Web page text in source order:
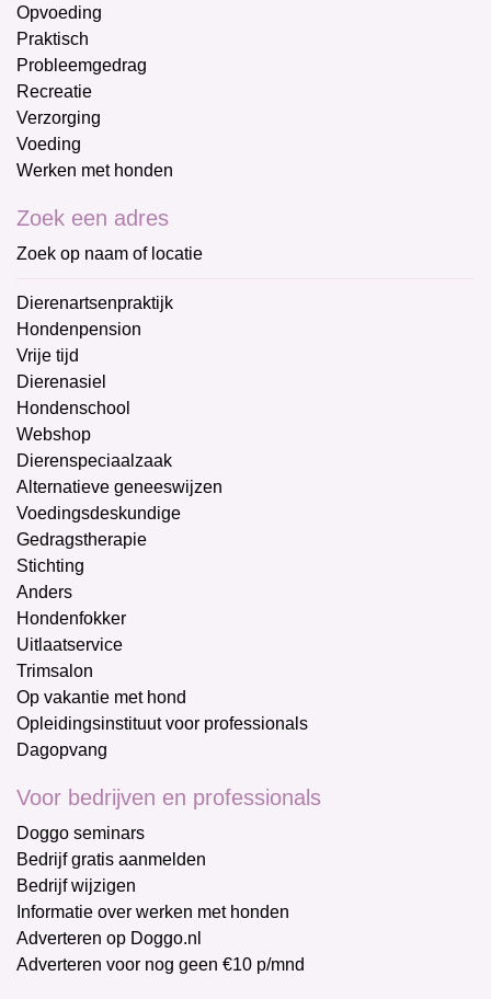
Opvoeding
Praktisch
Probleemgedrag
Recreatie
Verzorging
Voeding
Werken met honden
Zoek een adres
Zoek op naam of locatie
Dierenartsenpraktijk
Hondenpension
Vrije tijd
Dierenasiel
Hondenschool
Webshop
Dierenspeciaalzaak
Alternatieve geneeswijzen
Voedingsdeskundige
Gedragstherapie
Stichting
Anders
Hondenfokker
Uitlaatservice
Trimsalon
Op vakantie met hond
Opleidingsinstituut voor professionals
Dagopvang
Voor bedrijven en professionals
Doggo seminars
Bedrijf gratis aanmelden
Bedrijf wijzigen
Informatie over werken met honden
Adverteren op Doggo.nl
Adverteren voor nog geen €10 p/mnd